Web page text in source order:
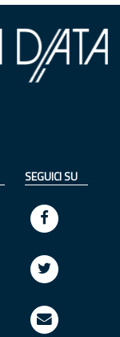
SEGUICI SU